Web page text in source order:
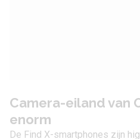
Camera-eiland van
enorm
De Find X-smartphones zijn